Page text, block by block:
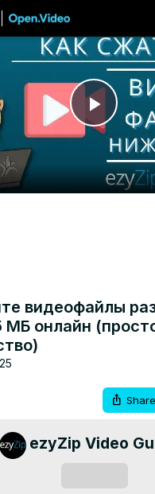
Play
Video
видеофайлы
МБ онлайн
Share
ezyZip Video